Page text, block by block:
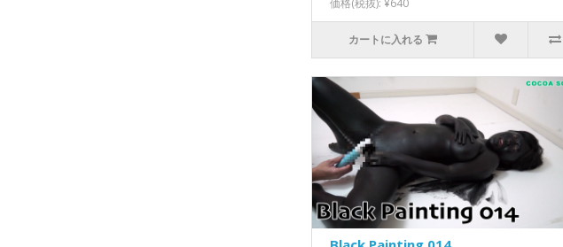
価格(税抜): ¥640
カートに入れる